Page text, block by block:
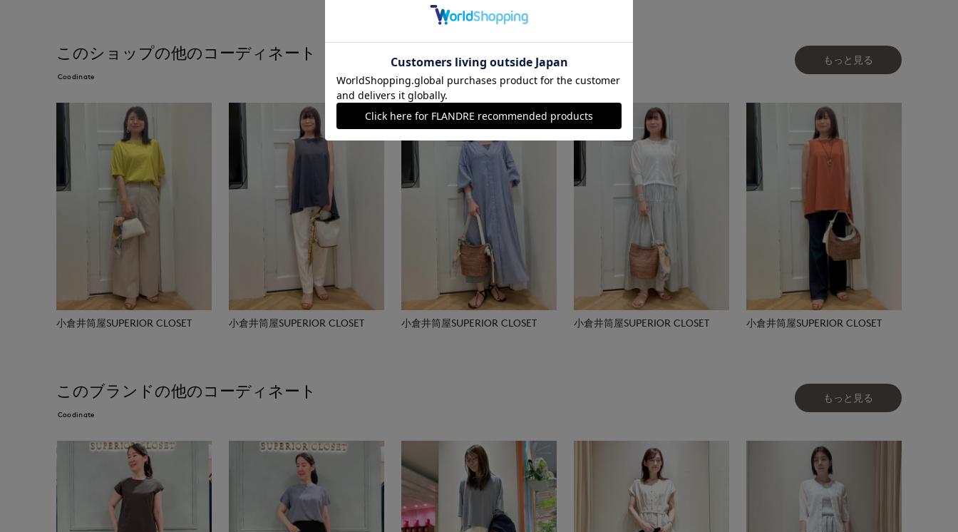
このショップの他のコーディネート
Coodinate
もっと見る
小倉井筒屋SUPERIOR CLOSET 小倉井筒屋SUPERIOR CLOSET 小倉井筒屋SUPERIOR CLOSET 小倉井筒屋SUPERIOR CLOSET 小倉井筒屋SUPERIOR CLOSET
このブランドの他のコーディネート
Coodinate
もっと見る